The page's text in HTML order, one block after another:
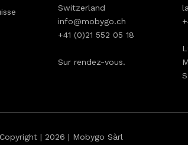
Switzerland
info@mobygo.ch
+41 (0)21 552 05 18
Sur rendez-vous.
| 2026 | Mobygo Sàrl